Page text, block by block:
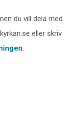
du vill dela med
eller skriv
.